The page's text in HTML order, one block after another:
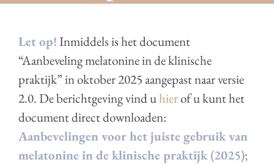
Let op!Inmiddels is het document
“Aanbeveling melatonine in de klinische
praktijk” in oktober 2025 aangepast naar versie
2.0. De berichtgeving vind uhierof u kunt het
document direct downloaden:
Aanbevelingen voor het juiste gebruik van
melatonine in de klinische praktijk (2025);